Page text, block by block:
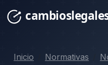
Inicio Normativas